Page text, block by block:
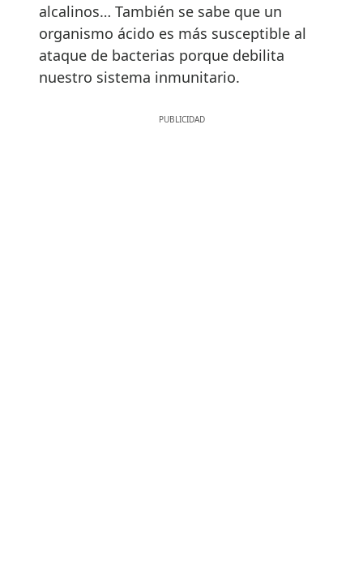
alcalinos… También se sabe que un
organismo ácido es más susceptible al
ataque de bacterias porque debilita
nuestro sistema inmunitario.